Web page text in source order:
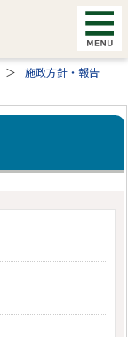
施政方針・報告